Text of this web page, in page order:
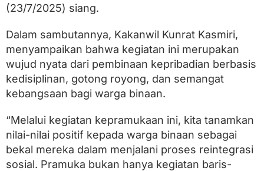
D
r
m
a
B
h
k
i
2
0
2
5
(23/7/2025) siang.
Dalam sambutannya, Kakanwil Kunrat Kasmiri,
menyampaikan bahwa kegiatan ini merupakan
wujud nyata dari pembinaan kepribadian berbasis
kedisiplinan, gotong royong, dan semangat
kebangsaan bagi warga binaan.
“Melalui kegiatan kepramukaan ini, kita tanamkan
nilai-nilai positif kepada warga binaan sebagai
bekal mereka dalam menjalani proses reintegrasi
sosial. Pramuka bukan hanya kegiatan baris-